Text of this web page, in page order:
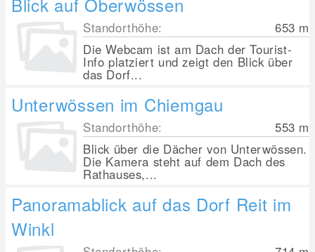
Standorthöhe: 653 m
Die Webcam ist am Dach der Tourist-
Info platziert und zeigt den Blick über
das Dorf...
Unterwössen im Chiemgau
Standorthöhe: 553 m
Blick über die Dächer von Unterwössen.
Die Kamera steht auf dem Dach des
Rathauses,...
Panoramablick auf das Dorf Reit im
Winkl